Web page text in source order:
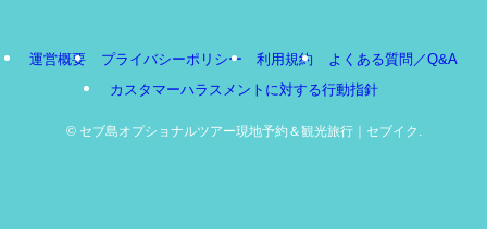
運営概要 プライバシーポリシー 利用規約
よくある質問／Q&A
カスタマーハラスメントに対する行動指針
©セブ島オプショナルツアー現地予約＆観光旅行｜セブイク.